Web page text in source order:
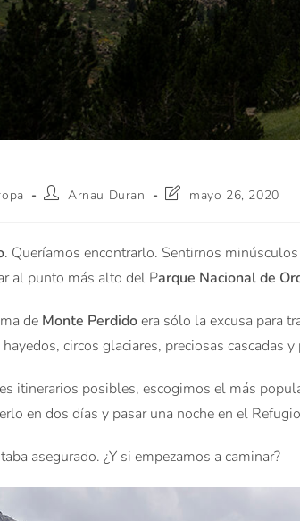
Arnau Duran mayo 26, 2020
. Queríamos encontrarlo. Sentirnos
al punto más alto del Parque Nacional de
de Monte Perdidoera sólo la excusa para
circos glaciares, preciosas
itinerarios posibles, escogimos el más
en dos días y pasar una noche en el
asegurado. ¿Y si empezamos a caminar?